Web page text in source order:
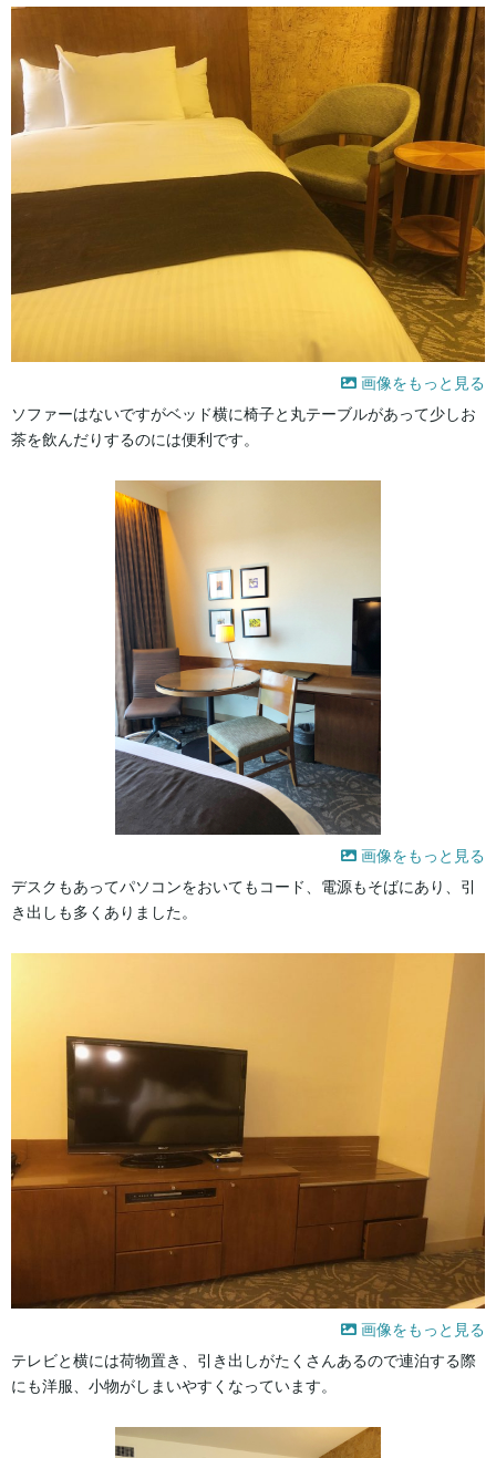
画像をもっと見る
ソファーはないですがベッド横に椅子と丸テーブルがあって少しお
茶を飲んだりするのには便利です。
画像をもっと見る
デスクもあってパソコンをおいてもコード、電源もそばにあり、引
き出しも多くありました。
画像をもっと見る
テレビと横には荷物置き、引き出しがたくさんあるので連泊する際
にも洋服、小物がしまいやすくなっています。